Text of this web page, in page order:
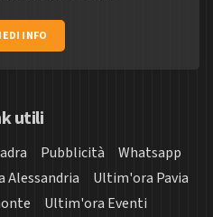
INFO
utili
Pubblicità
Whatsapp
Alessandria
Ultim'ora Pavia
Ultim'ora Eventi